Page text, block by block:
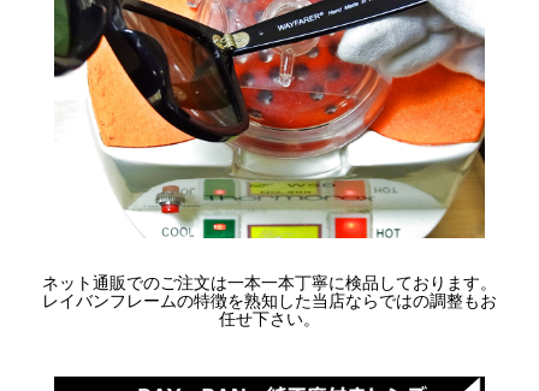
ネット通販でのご注文は一本一本丁寧に検品しております。
レイバンフレームの特徴を熟知した当店ならではの調整もお
任せ下さい。